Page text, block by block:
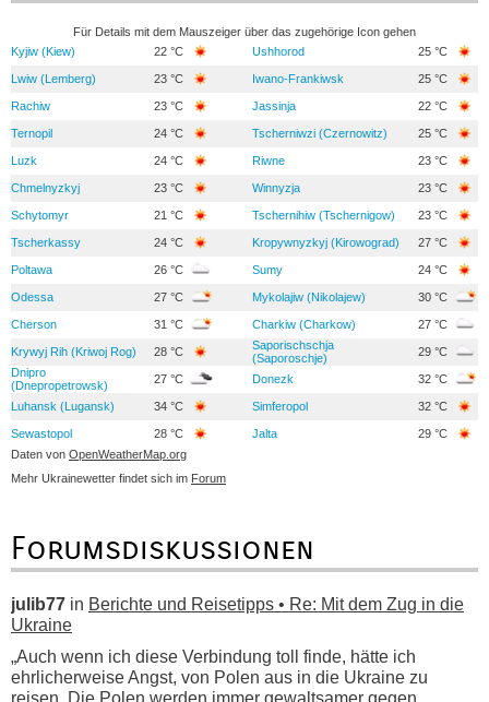
Für Details mit dem Mauszeiger über das zugehörige Icon gehen
Kyjiw (Kiew)
22 °C Ushhorod 25 °C
Lwiw (Lemberg) 23 °C Iwano-Frankiwsk 25 °C
Rachiw 23 °C Jassinja 22 °C
Ternopil 24 °C Tscherniwzi (Czernowitz) 25 °C
Luzk 24 °C Riwne 23 °C
Chmelnyzkyj 23 °C Winnyzja 23 °C
Schytomyr 21 °C Tschernihiw (Tschernigow) 23 °C
Tscherkassy 24 °C Kropywnyzkyj (Kirowograd) 27 °C
Poltawa 26 °C Sumy 24 °C
Odessa 27 °C Mykolajiw (Nikolajew) 30 °C
Cherson 31 °C Charkiw (Charkow) 27 °C
Krywyj Rih (Kriwoj Rog) 28 °C
Saporischschja
(Saporoschje)
29 °C
Dnipro
(Dnepropetrowsk)
27 °C Donezk 32 °C
Luhansk (Lugansk) 34 °C Simferopol 32 °C
Sewastopol 28 °C Jalta
29 °C
Daten von OpenWeatherMap.org
Mehr Ukrainewetter findet sich im Forum
Forumsdiskussionen
julib77 in Berichte und Reisetipps • Re: Mit dem Zug in die
Ukraine
„Auch wenn ich diese Verbindung toll finde, hätte ich
ehrlicherweise Angst, von Polen aus in die Ukraine zu
reisen. Die Polen werden immer gewaltsamer gegen